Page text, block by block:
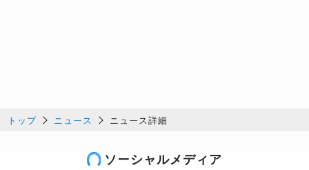
トップ ニュース ニュース詳細
ソーシャルメディア